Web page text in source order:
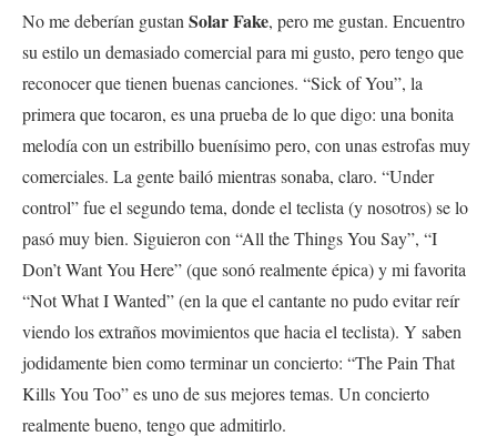
No me deberían gustan Solar Fake, pero me gustan. Encuentro
su estilo un demasiado comercial para mi gusto, pero tengo que
reconocer que tienen buenas canciones. “Sick of You”, la
primera que tocaron, es una prueba de lo que digo: una bonita
melodía con un estribillo buenísimo pero, con unas estrofas muy
comerciales. La gente bailó mientras sonaba, claro. “Under
control” fue el segundo tema, donde el teclista (y nosotros) se lo
pasó muy bien. Siguieron con “All the Things You Say”, “I
Don’t Want You Here” (que sonó realmente épica) y mi favorita
“Not What I Wanted” (en la que el cantante no pudo evitar reír
viendo los extraños movimientos que hacia el teclista). Y saben
jodidamente bien como terminar un concierto: “The Pain That
Kills You Too” es uno de sus mejores temas. Un concierto
realmente bueno, tengo que admitirlo.